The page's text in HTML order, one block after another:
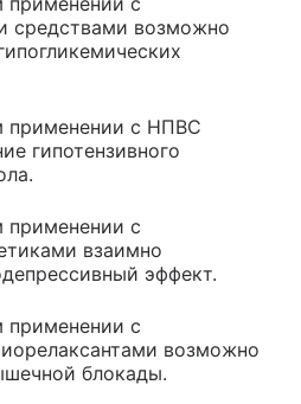
средствами возможно
применении с НПВС
гипотензивного
с
взаимно
эффект.
с
возможно
блокады.